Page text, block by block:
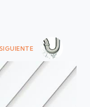
SIGUIENTE